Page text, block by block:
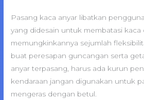
Pasang kaca anyar libatkan
yang didesain untuk membatasi kaca
memungkinkannya sejumlah
buat peresapan guncangan serta
anyar terpasang, harus ada kurun
kendaraan jangan digunakan untuk
mengeras dengan betul.